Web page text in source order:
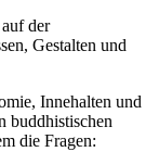
der
Gestalten und
Innehalten und
buddhistischen
die Fragen: